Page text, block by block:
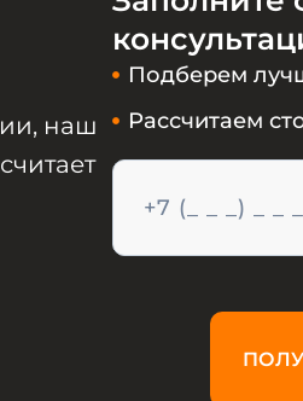
наш
Подберем
Рассчитаем